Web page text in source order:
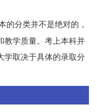
的分类并不是绝对的，
教学质量。考上本科并
学取决于具体的录取分